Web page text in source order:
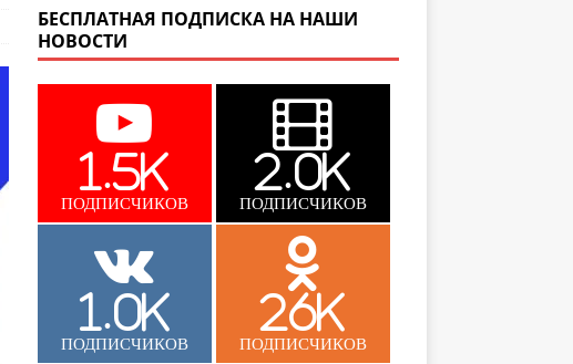
БЕСПЛАТНАЯ ПОДПИСКА НА НАШИ
НОВОСТИ
1.5K
ПОДПИСЧИКОВ
2.0K
ПОДПИСЧИКОВ
1.0K
ПОДПИСЧИКОВ
26K
ПОДПИСЧИКОВ